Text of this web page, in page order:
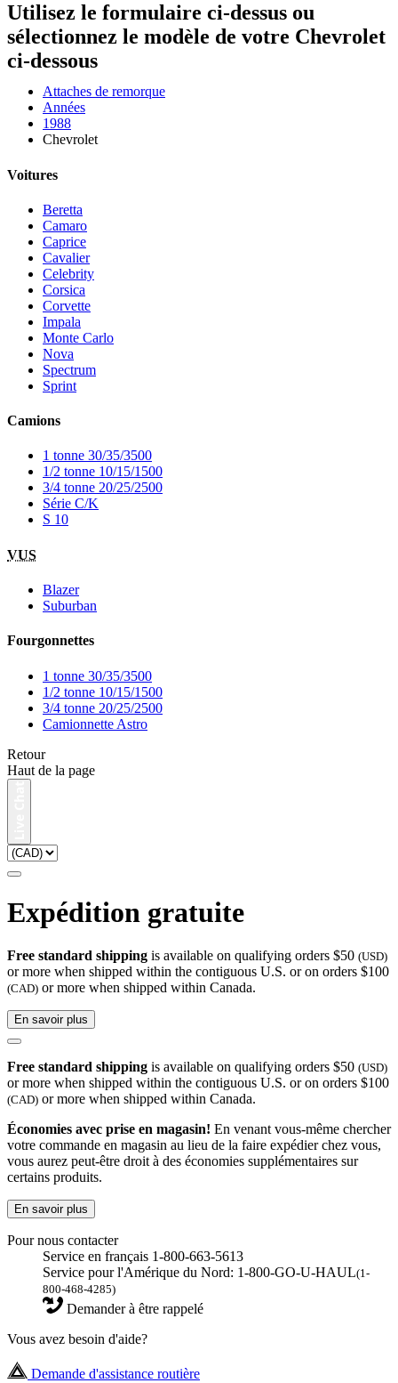
Utilisez le formulaire ci-dessus ou
sélectionnez le modèle de votre Chevrolet
ci-dessous
Attaches de remorque
Années
1988
Chevrolet
Voitures
Beretta
Camaro
Caprice
Cavalier
Celebrity
Corsica
Corvette
Impala
Monte Carlo
Nova
Spectrum
Sprint
Camions
1 tonne 30/35/3500
1/2 tonne 10/15/1500
3/4 tonne 20/25/2500
Série C/K
S 10
VUS
Blazer
Suburban
Fourgonnettes
1 tonne 30/35/3500
1/2 tonne 10/15/1500
3/4 tonne 20/25/2500
Camionnette Astro
Retour
Haut de la page
Expédition gratuite
Free standard shipping is available on qualifying orders $50 (USD)
or more when shipped within the contiguous U.S. or on orders $100
(CAD) or more when shipped within Canada.
En savoir plus
Free standard shipping is available on qualifying orders $50 (USD)
or more when shipped within the contiguous U.S. or on orders $100
(CAD) or more when shipped within Canada.
Économies avec prise en magasin! En venant vous-même chercher
votre commande en magasin au lieu de la faire expédier chez vous,
vous aurez peut-être droit à des économies supplémentaires sur
certains produits.
En savoir plus
Pour nous contacter
Service en français 1-800-663-5613
Service pour l'Amérique du Nord: 1-800-GO-U-HAUL(1-
800-468-4285)
Demander à être rappelé
Vous avez besoin d'aide?
Demande d'assistance routière